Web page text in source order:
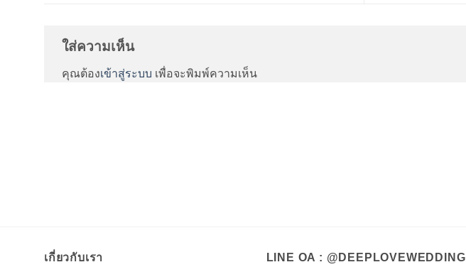
ใส่ความเห็น
คุณต้องเข้าสู่ระบบ เพื่อจะพิมพ์ความเห็น
เกี่ยวกับเรา LINE OA : @DEEPLOVEWEDDING